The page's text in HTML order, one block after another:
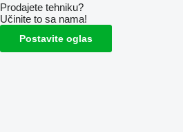
Prodajete tehniku?
Učinite to sa nama!
Postavite oglas